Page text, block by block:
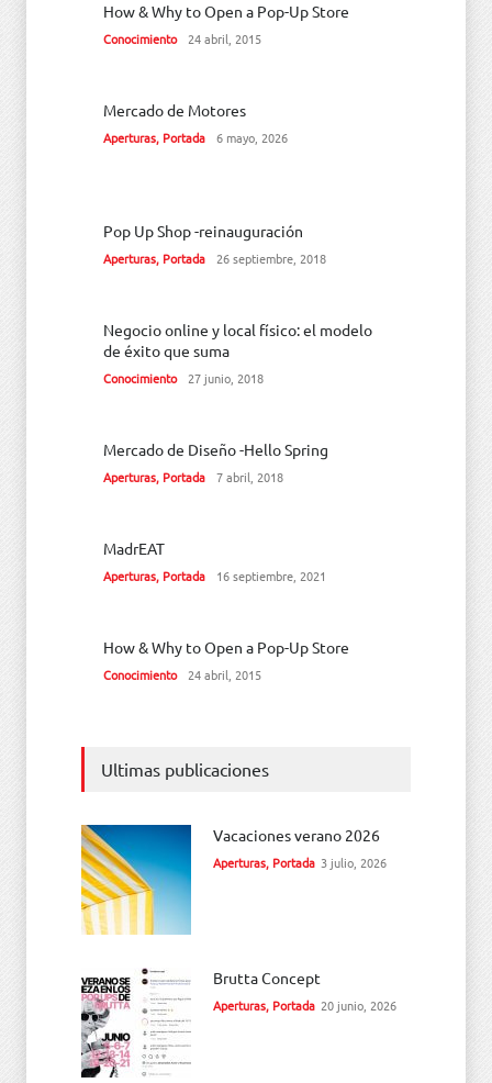
How & Why to Open a Pop-Up Store
Conocimiento 24 abril, 2015
Mercado de Motores
Aperturas, Portada 6 mayo, 2026
Pop Up Shop -reinauguración
Aperturas, Portada 26 septiembre, 2018
Negocio online y local físico: el modelo
de éxito que suma
Conocimiento 27 junio, 2018
Mercado de Diseño -Hello Spring
Aperturas, Portada 7 abril, 2018
MadrEAT
Aperturas, Portada 16 septiembre, 2021
How & Why to Open a Pop-Up Store
Conocimiento 24 abril, 2015
Ultimas publicaciones
Vacaciones verano 2026
Aperturas, Portada 3 julio, 2026
Brutta Concept
Aperturas, Portada 20 junio, 2026